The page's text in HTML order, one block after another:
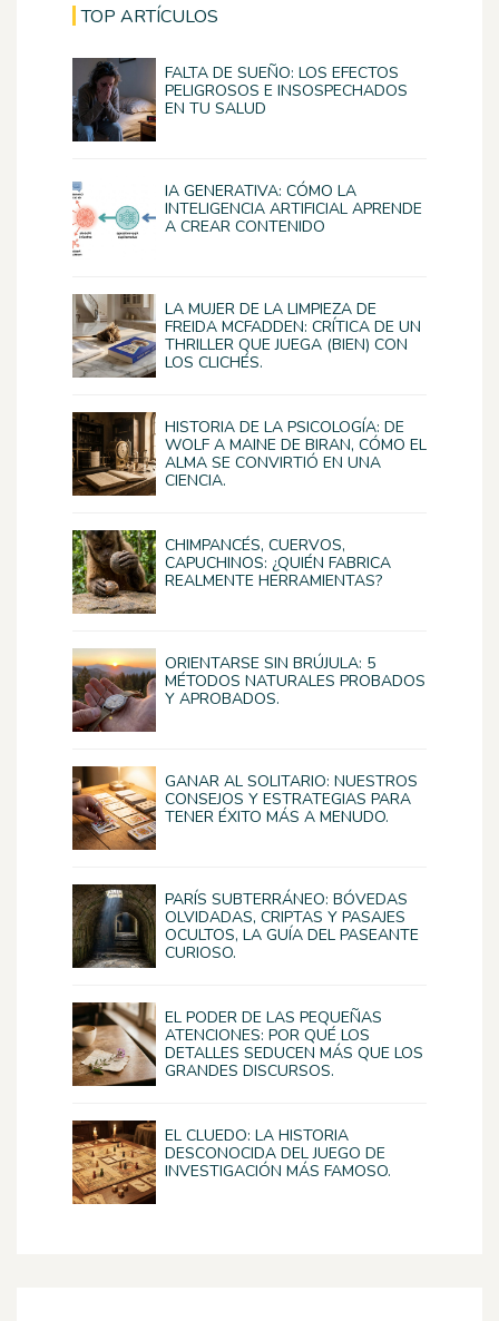
TOP ARTÍCULOS
FALTA DE SUEÑO: LOS EFECTOS
PELIGROSOS E INSOSPECHADOS
EN TU SALUD
IA GENERATIVA: CÓMO LA
INTELIGENCIA ARTIFICIAL APRENDE
A CREAR CONTENIDO
LA MUJER DE LA LIMPIEZA DE
FREIDA MCFADDEN: CRÍTICA DE UN
THRILLER QUE JUEGA (BIEN) CON
LOS CLICHÉS.
HISTORIA DE LA PSICOLOGÍA: DE
WOLF A MAINE DE BIRAN, CÓMO EL
ALMA SE CONVIRTIÓ EN UNA
CIENCIA.
CHIMPANCÉS, CUERVOS,
CAPUCHINOS: ¿QUIÉN FABRICA
REALMENTE HERRAMIENTAS?
ORIENTARSE SIN BRÚJULA: 5
MÉTODOS NATURALES PROBADOS
Y APROBADOS.
GANAR AL SOLITARIO: NUESTROS
CONSEJOS Y ESTRATEGIAS PARA
TENER ÉXITO MÁS A MENUDO.
PARÍS SUBTERRÁNEO: BÓVEDAS
OLVIDADAS, CRIPTAS Y PASAJES
OCULTOS, LA GUÍA DEL PASEANTE
CURIOSO.
EL PODER DE LAS PEQUEÑAS
ATENCIONES: POR QUÉ LOS
DETALLES SEDUCEN MÁS QUE LOS
GRANDES DISCURSOS.
EL CLUEDO: LA HISTORIA
DESCONOCIDA DEL JUEGO DE
INVESTIGACIÓN MÁS FAMOSO.